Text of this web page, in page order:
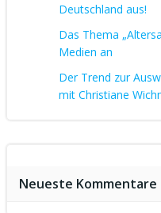
Deutschland aus!
Das Thema
Medien an
Der Trend zur
mit Christiane
Neueste Kommentare